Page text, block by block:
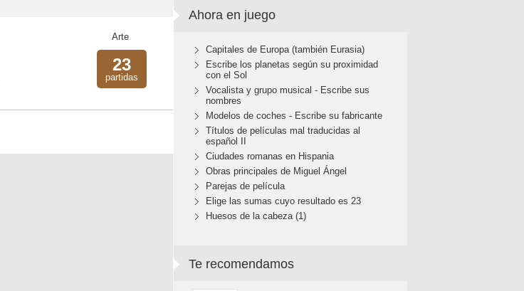
Arte
23
partidas
Ahora en juego
Capitales de Europa (también Eurasia)
Escribe los planetas según su proximidad
con el Sol
Vocalista y grupo musical - Escribe sus
nombres
Modelos de coches - Escribe su fabricante
Títulos de películas mal traducidas al
español II
Ciudades romanas en Hispania
Obras principales de Miguel Ángel
Parejas de película
Elige las sumas cuyo resultado es 23
Huesos de la cabeza (1)
Te recomendamos